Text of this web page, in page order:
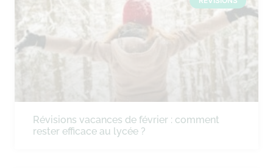
Révisions vacances de février : comment
rester efficace au lycée ?